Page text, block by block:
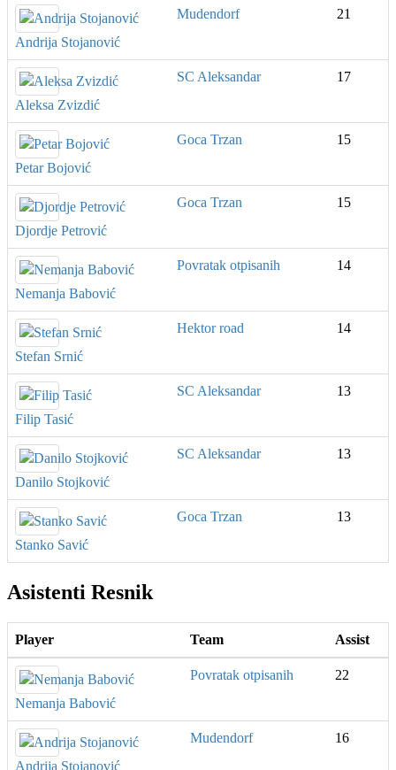
Andrija Stojanović
Mudendorf 21
Aleksa Zvizdić
SC Aleksandar 17
Petar Bojović
Goca Trzan 15
Djordje Petrović
Goca Trzan 15
Nemanja Babović
Povratak otpisanih 14
Stefan Srnić
Hektor road 14
Filip Tasić
SC Aleksandar 13
Danilo Stojković
SC Aleksandar 13
Stanko Savić
Goca Trzan 13
Asistenti Resnik
Player Team Assist
Nemanja Babović
Povratak otpisanih 22
Andrija Stojanović
Mudendorf 16